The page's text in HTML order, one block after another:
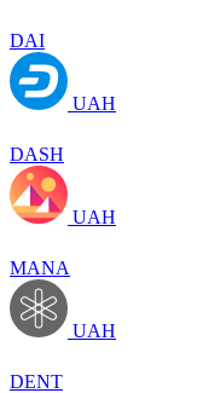
DAI
UAH
DASH
UAH
MANA
UAH
DENT